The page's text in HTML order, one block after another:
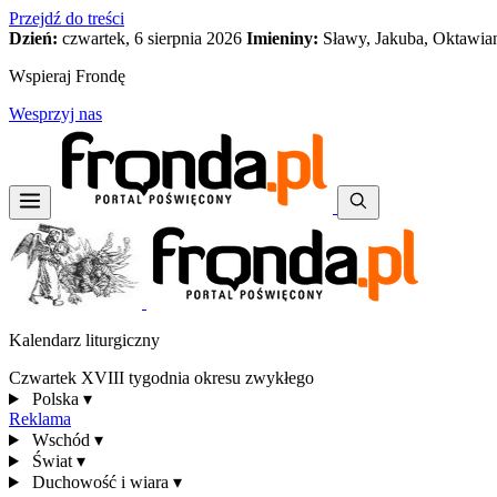
Przejdź do treści
Dzień: czwartek, 6 sierpnia 2026 Imieniny: Sławy, Jakuba,
Wspieraj Frondę
Wesprzyj nas
Kalendarz liturgiczny
Czwartek XVIII tygodnia okresu zwykłego
Polska ▾
Reklama
Wschód ▾
Świat ▾
Duchowość i wiara ▾